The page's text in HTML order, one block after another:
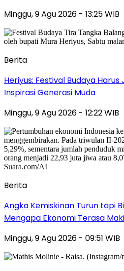
Minggu, 9 Agu 2026 - 13:25 WIB
Berita
Heriyus: Festival Budaya Harus
Inspirasi Generasi Muda
Minggu, 9 Agu 2026 - 12:22 WIB
Berita
Angka Kemiskinan Turun tapi
Mengapa Ekonomi Terasa
Minggu, 9 Agu 2026 - 09:51 WIB